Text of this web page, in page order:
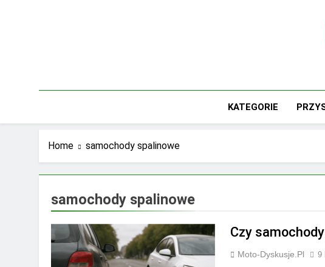
KATEGORIE
Home samochody spalinowe
samochody spalinowe
Czy
Moto-Dyskusje.pl 9